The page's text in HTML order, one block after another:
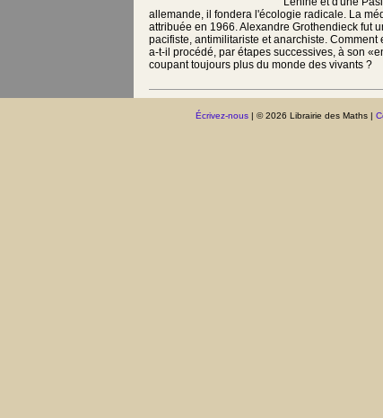
allemande, il fondera l'écologie radicale. La
attribuée en 1966. Alexandre Grothendieck fut
pacifiste, antimilitariste et anarchiste. Comment
a-t-il procédé, par étapes successives, à son
coupant toujours plus du monde des vivants ?
Écrivez-nous| © 2026 Librairie des Maths |